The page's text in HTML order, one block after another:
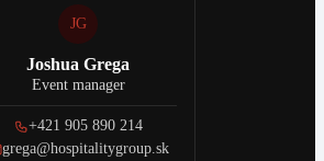
JG
Joshua Grega
Event manager
+421 905 890 214
grega@hospitalitygroup.sk